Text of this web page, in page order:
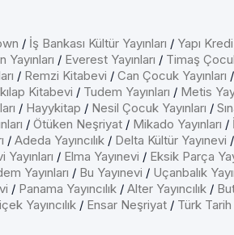
/ İş Bankası Kültür Yayınları / Yapı Kredi
Yayınları / Everest Yayınları / Timaş
/ Remzi Kitabevi / Can Çocuk Yayınları
Kitabevi / Tudem Yayınları / Metis
/ Hayykitap / Nesil Çocuk Yayınları /
/ Ötüken Neşriyat / Mikado Yayınları /
/ Adeda Yayıncılık / Delta Kültür Yayınevi
/ Elma Yayınevi / Eksik Parça
Yayınları / Bu Yayınevi / Uçanbalık
/ Panama Yayıncılık / Alter Yayıncılık /
Yayıncılık / Ensar Neşriyat / Türk Tarih